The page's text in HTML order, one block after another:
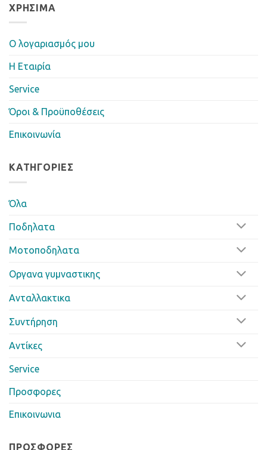
ΧΡΉΣΙΜΑ
Ο λογαριασμός μου
Η Eταιρία
Service
Όροι & Προϋποθέσεις
Επικοινωνία
ΚΑΤΗΓΟΡΊΕΣ
Όλα
Ποδηλατα
Μοτοποδηλατα
Οργανα γυμναστικης
Ανταλλακτικα
Συντήρηση
Αντίκες
Service
Προσφορες
Επικοινωνια
ΠΡΟΣΦΟΡΈΣ